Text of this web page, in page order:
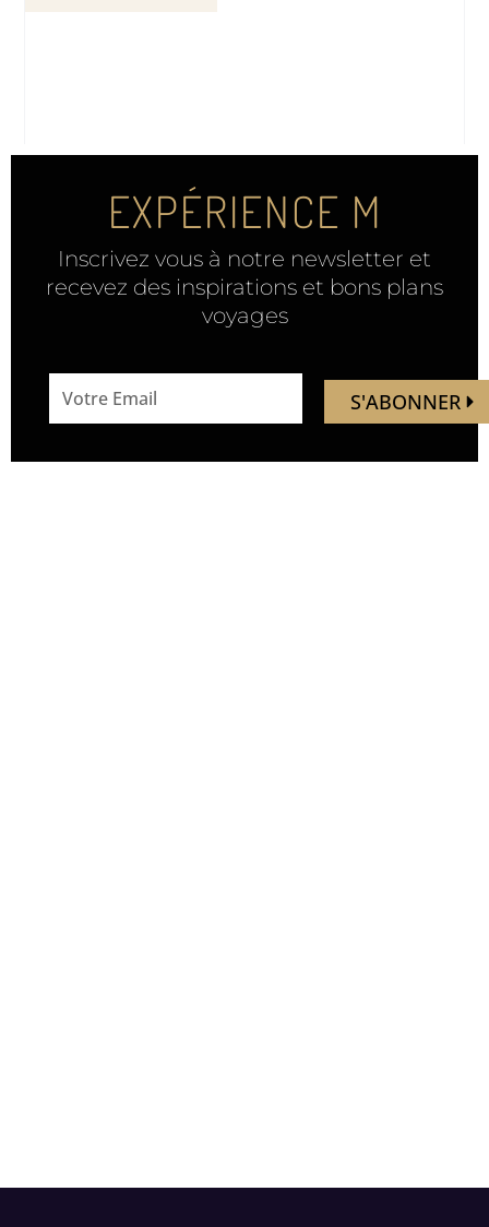
EXPÉRIENCE M
Inscrivez vous à notre newsletter et
recevez des inspirations et bons plans
voyages
address
S'ABONNER